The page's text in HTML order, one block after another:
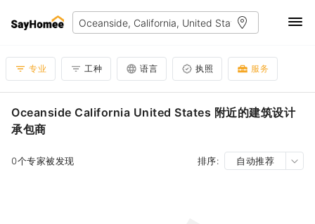
专业 工种 语言 执照 服务
Oceanside California United States 附近的建筑设计
承包商
0个专家被发现 排序: 自动推荐